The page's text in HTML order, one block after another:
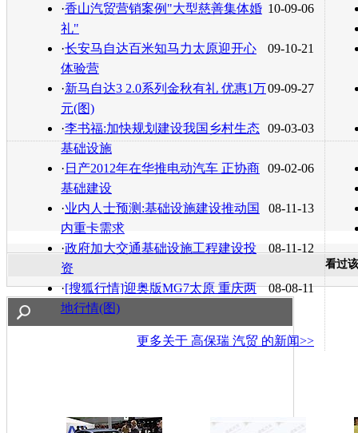
10-09-06
·香山汽贸营销案例"大型慈善集体婚
礼"
09-10-21
·长安马自达百米知马力太原迎开心
体验营
09-09-27
·新马自达3 2.0系列金秋有礼 优惠1万
元(图)
09-03-03
·李书福:加快规划建设我国乡村生态
基础设施
09-02-06
· 日产2012年在华推电动汽车 正协商
基础建设
08-11-13
·业内人士预测:基础设施建设推动国
内重卡需求
08-11-12
·政府加大交通基础设施工程建设投
资
08-08-11
·[搜狐行情]迎奥版MG7太原 重庆两
地行情(图)
更多关于 高保瑞 汽贸 的新闻>>
看过